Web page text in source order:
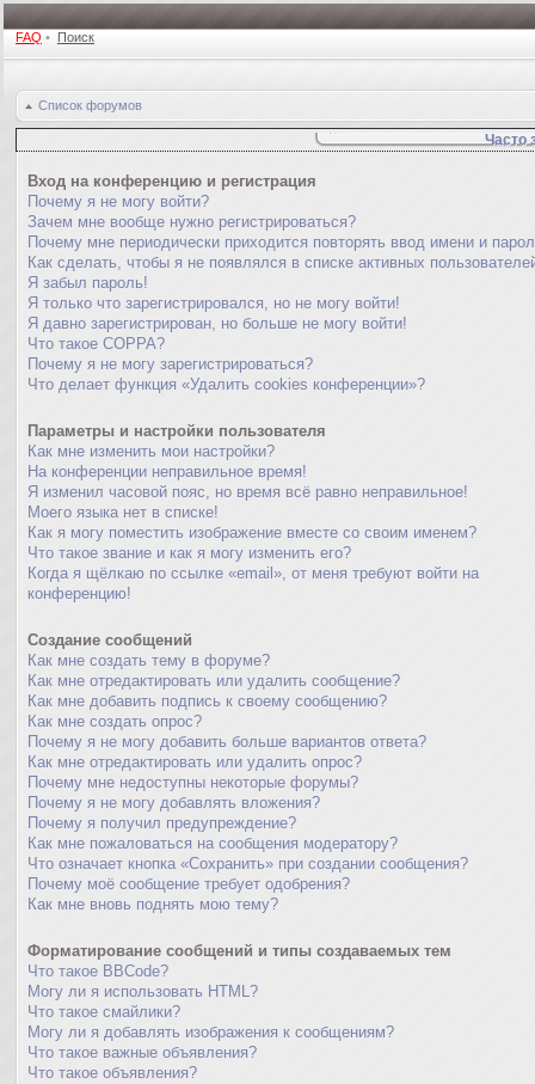
FAQ • Поиск
Список форумов
Часто
Вход на конференцию и регистрация
Почему я не могу войти?
Зачем мне вообще нужно регистрироваться?
Почему мне периодически приходится повторять ввод имени и
Как сделать, чтобы я не появлялся в списке активных
Я забыл пароль!
Я только что зарегистрировался, но не могу войти!
Я давно зарегистрирован, но больше не могу войти!
Что такое COPPA?
Почему я не могу зарегистрироваться?
Что делает функция «Удалить cookies конференции»?
Параметры и настройки пользователя
Как мне изменить мои настройки?
На конференции неправильное время!
Я изменил часовой пояс, но время всё равно неправильное!
Моего языка нет в списке!
Как я могу поместить изображение вместе со своим именем?
Что такое звание и как я могу изменить его?
Когда я щёлкаю по ссылке «email», от меня требуют войти на
конференцию!
Создание сообщений
Как мне создать тему в форуме?
Как мне отредактировать или удалить сообщение?
Как мне добавить подпись к своему сообщению?
Как мне создать опрос?
Почему я не могу добавить больше вариантов ответа?
Как мне отредактировать или удалить опрос?
Почему мне недоступны некоторые форумы?
Почему я не могу добавлять вложения?
Почему я получил предупреждение?
Как мне пожаловаться на сообщения модератору?
Что означает кнопка «Сохранить» при создании сообщения?
Почему моё сообщение требует одобрения?
Как мне вновь поднять мою тему?
Форматирование сообщений и типы создаваемых тем
Что такое BBCode?
Могу ли я использовать HTML?
Что такое смайлики?
Могу ли я добавлять изображения к сообщениям?
Что такое важные объявления?
Что такое объявления?